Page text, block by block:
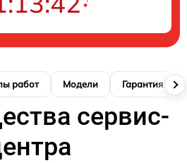
работ Модели Гарантия
сервис-